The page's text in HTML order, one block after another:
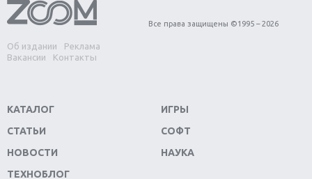
Обзор игры Forza Horizon 4: вершина эволюции
Две важных новинки для консолей: Spider-Man и
Divinity Original Sin 2
Switch
Обзор игры The Crew 2: покорение Америки
Об издании
Реклама
Вакансии
Контакты
Все права защищены ©1995 – 2026
КАТАЛОГ
СТАТЬИ
НОВОСТИ
ТЕХНОБЛОГ
ИГРЫ
СОФТ
НАУКА